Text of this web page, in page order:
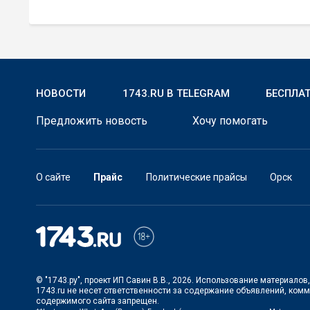
НОВОСТИ 1743.RU В TELEGRAM
Предложить новость Хочу помогать
О сайте Прайс Политические прайсы Орск
© "1743.ру", проект ИП Савин В.В., 2026. Использование
1743.ru не несет ответственности за содержание объявлений,
содержимого сайта запрещен.